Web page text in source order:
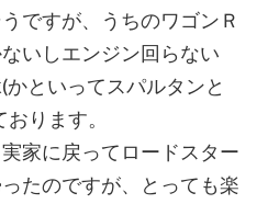
ですが、うちのワゴンＲ
いしエンジン回らない
かといってスパルタンと
ります。
家に戻ってロードスター
たのですが、とっても楽